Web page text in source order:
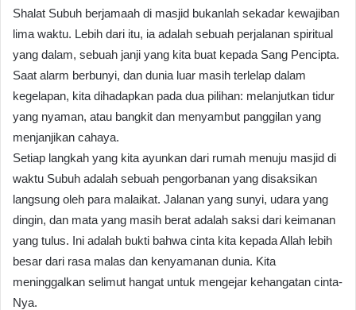
​Shalat Subuh berjamaah di masjid bukanlah sekadar kewajiban
lima waktu. Lebih dari itu, ia adalah sebuah perjalanan spiritual
yang dalam, sebuah janji yang kita buat kepada Sang Pencipta.
Saat alarm berbunyi, dan dunia luar masih terlelap dalam
kegelapan, kita dihadapkan pada dua pilihan: melanjutkan tidur
yang nyaman, atau bangkit dan menyambut panggilan yang
menjanjikan cahaya.
​Setiap langkah yang kita ayunkan dari rumah menuju masjid di
waktu Subuh adalah sebuah pengorbanan yang disaksikan
langsung oleh para malaikat. Jalanan yang sunyi, udara yang
dingin, dan mata yang masih berat adalah saksi dari keimanan
yang tulus. Ini adalah bukti bahwa cinta kita kepada Allah lebih
besar dari rasa malas dan kenyamanan dunia. Kita
meninggalkan selimut hangat untuk mengejar kehangatan cinta-
Nya.